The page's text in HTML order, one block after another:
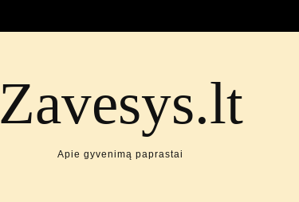
Zavesys.lt
Apie gyvenimą paprastai